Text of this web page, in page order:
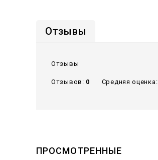
Отзывы
Отзывы
Отзывов: 0 Средняя оценка:
ПРОСМОТРЕННЫЕ